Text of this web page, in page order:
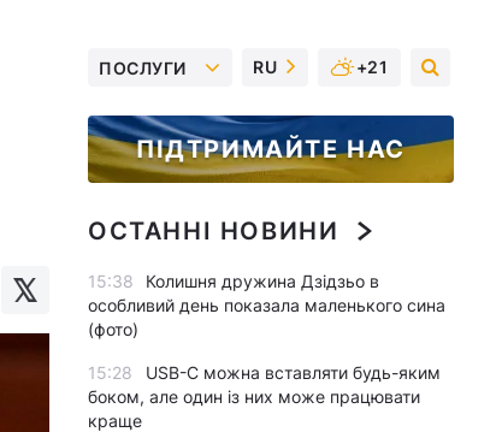
ПОСЛУГИ RU +21
ПІДТРИМАЙТЕ НАС
ОСТАННІ НОВИНИ
15:38
Колишня дружина Дзідзьо в
особливий день показала маленького сина
(фото)
15:28
USB-C можна вставляти будь-яким
боком, але один із них може працювати
краще